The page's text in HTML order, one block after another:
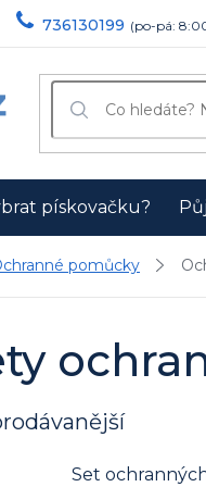
736130199
pískovačku?
pomůcky
Set